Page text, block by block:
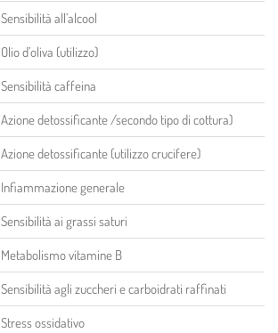
Sensibilità all’alcool
Olio d’oliva (utilizzo)
Sensibilità caffeina
Azione detossificante /secondo tipo di cottura)
Azione detossificante (utilizzo crucifere)
Infiammazione generale
Sensibilità ai grassi saturi
Metabolismo vitamine B
Sensibilità agli zuccheri e carboidrati raffinati
Stress ossidativo